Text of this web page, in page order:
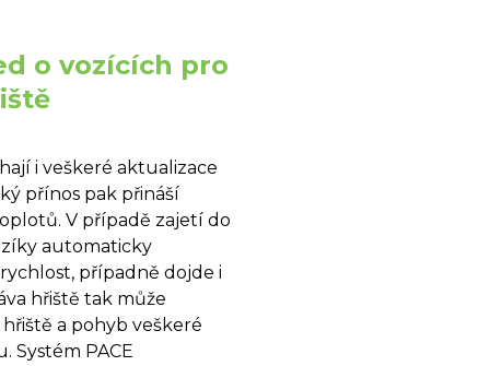
o vozících pro
i veškeré aktualizace
přínos pak přináší
V případě zajetí do
automaticky
případně dojde i
hřiště tak může
a pohyb veškeré
Systém PACE